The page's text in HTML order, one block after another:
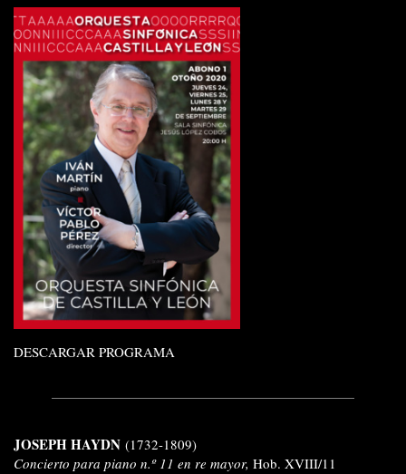
DESCARGAR PROGRAMA
JOSEPH HAYDN (1732-1809)
Concierto para piano n.º 11 en re mayor, Hob. XVIII/11